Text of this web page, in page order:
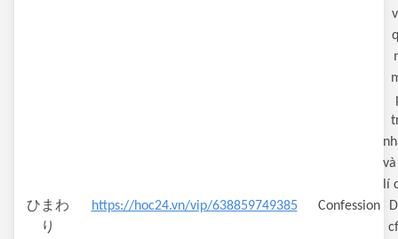
lí
ひまわ
り
https://hoc24.vn/vip/638859749385 Confession